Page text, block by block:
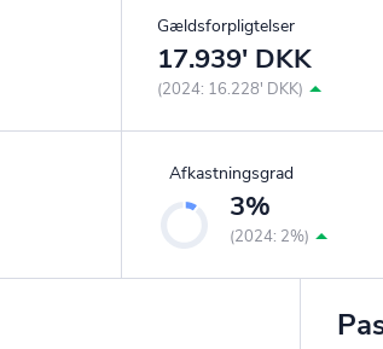
Gældsforpligtelser
17.939' DKK
(2024: 16.228' DKK)
Afkastningsgrad
3%
(2024: 2%)